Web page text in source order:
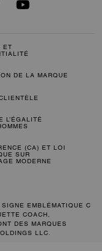
ET
DE LA MARQUE
L’ÉGALITÉ
(CA) ET LOI
SUR
MODERNE
EMBLÉMATIQUE C
COACH,
DES MARQUES
LLC.